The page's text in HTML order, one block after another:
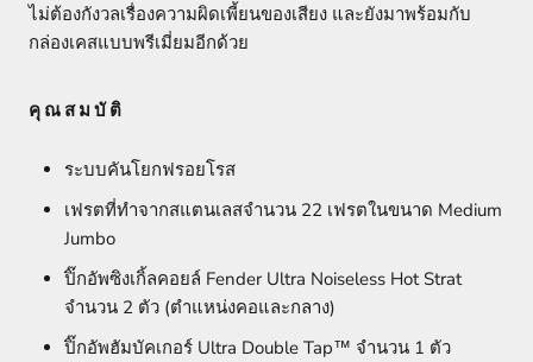
ไม่ต้องกังวลเรื่องความผิดเพี้ยนของเสียง และยังมาพร้อมกับ
กล่องเคสแบบพรีเมี่ยมอีกด้วย
คุณสมบัติ
ระบบคันโยกฟรอยโรส
เฟรตที่ทำจากสแตนเลสจำนวน 22 เฟรตในขนาด Medium
Jumbo
ปิ๊กอัพซิงเกิ้ลคอยล์ Fender Ultra Noiseless Hot Strat
จำนวน 2 ตัว (ตำแหน่งคอและกลาง)
ปิ๊กอัพฮัมบัคเกอร์ Ultra Double Tap™ จำนวน 1 ตัว